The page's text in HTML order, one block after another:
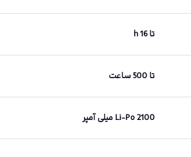
تا 16 h
تا 500 ساعت
Li-Po 2100 میلی آمپر